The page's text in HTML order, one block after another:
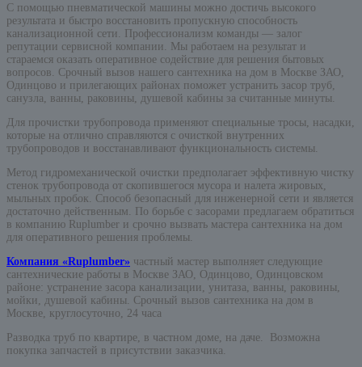
С помощью пневматической машины можно достичь высокого
результата и быстро восстановить пропускную способность
канализационной сети. Профессионализм команды — залог
репутации сервисной компании. Мы работаем на результат и
стараемся оказать оперативное содействие для решения бытовых
вопросов. Срочный вызов нашего сантехника на дом в Москве ЗАО,
Одинцово и прилегающих районах поможет устранить засор труб,
санузла, ванны, раковины, душевой кабины за считанные минуты.
Для прочистки трубопровода применяют специальные тросы, насадки,
которые на отлично справляются с очисткой внутренних
трубопроводов и восстанавливают функциональность системы.
Метод гидромеханической очистки предполагает эффективную чистку
стенок трубопровода от скопившегося мусора и налета жировых,
мыльных пробок. Способ безопасный для инженерной сети и является
достаточно действенным. По борьбе с засорами предлагаем обратиться
в компанию Ruplumber и срочно вызвать мастера сантехника на дом
для оперативного решения проблемы.
Компания «Ruplumber» частный мастер выполняет следующие
сантехнические работы в Москве ЗАО, Одинцово, Одинцовском
районе: устранение засора канализации, унитаза, ванны, раковины,
мойки, душевой кабины. Срочный вызов сантехника на дом в
Москве, круглосуточно, 24 часа
Разводка труб по квартире, в частном доме, на даче. Возможна
покупка запчастей в присутствии заказчика.